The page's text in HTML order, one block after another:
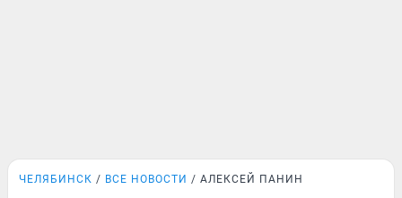
ЧЕЛЯБИНСК ВСЕ НОВОСТИ АЛЕКСЕЙ ПАНИН